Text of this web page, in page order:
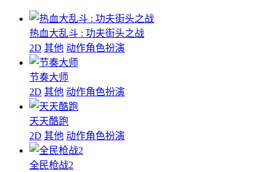
热血大乱斗 : 功夫街头之战
2D 其他 动作角色扮演
节奏大师
2D 其他 动作角色扮演
天天酷跑
2D 其他 动作角色扮演
全民枪战2